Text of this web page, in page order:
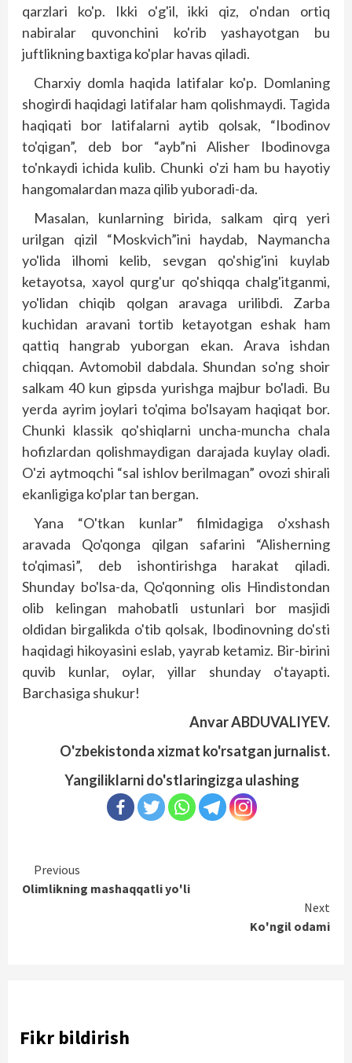
qarzlari ko'p. Ikki o'g'il, ikki qiz, o'ndan ortiq
nabiralar quvonchini ko'rib yashayotgan bu
juftlikning baxtiga ko'plar havas qiladi.
Charxiy domla haqida latifalar ko'p. Domlaning
shogirdi haqidagi latifalar ham qolishmaydi. Tagida
haqiqati bor latifalarni aytib qolsak, “Ibodinov
to'qigan”, deb bor “ayb”ni Alisher Ibodinovga
to'nkaydi ichida kulib. Chunki o'zi ham bu hayotiy
hangomalardan maza qilib yuboradi-da.
Masalan, kunlarning birida, salkam qirq yeri
urilgan qizil “Moskvich”ini haydab, Naymancha
yo'lida ilhomi kelib, sevgan qo'shig'ini kuylab
ketayotsa, xayol qurg'ur qo'shiqqa chalg'itganmi,
yo'lidan chiqib qolgan aravaga urilibdi. Zarba
kuchidan aravani tortib ketayotgan eshak ham
qattiq hang­rab yuborgan ekan. Arava ishdan
chiqqan. Avtomobil dabdala. Shundan so'ng shoir
salkam 40 kun gipsda yurishga majbur bo'ladi. Bu
yerda ayrim joylari to'qima bo'lsayam haqiqat bor.
Chunki klassik qo'shiqlarni uncha-muncha chala
hofizlardan qolishmaydigan darajada kuylay oladi.
O'zi aytmoqchi “sal ishlov berilmagan” ovozi shirali
ekanligiga ko'plar tan bergan.
Yana “O'tkan kunlar” filmidagiga o'xshash
aravada Qo'qonga qilgan safarini “Alisherning
to'qimasi”, deb ishontirishga harakat qiladi.
Shunday bo'lsa-da, Qo'qonning olis Hindistondan
olib kelingan mahobatli ustunlari bor masjidi
oldidan birgalikda o'tib qolsak, Ibodinovning do'sti
haqidagi hikoyasini eslab, yayrab ketamiz. Bir-birini
quvib kunlar, oylar, yillar shunday o'tayapti.
Barchasiga shukur!
Anvar ABDUVALIYEV.
O'zbekistonda xizmat ko'rsatgan jurnalist.
Yangiliklarni do'stlaringizga ulashing
Continue
Reading
Previous
Olimlikning mashaqqatli yo'li
Next
Ko'ngil odami
Fikr bildirish